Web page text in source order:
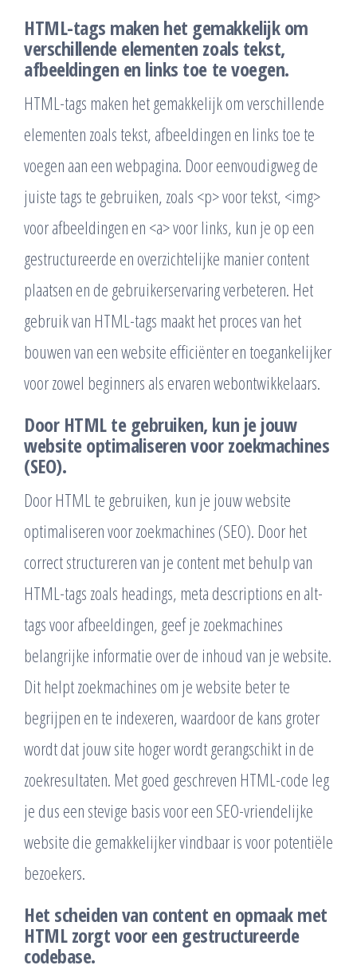
HTML-tags maken het gemakkelijk om
verschillende elementen zoals tekst,
afbeeldingen en links toe te voegen.
HTML-tags maken het gemakkelijk om verschillende
elementen zoals tekst, afbeeldingen en links toe te
voegen aan een webpagina. Door eenvoudigweg de
juiste tags te gebruiken, zoals <p> voor tekst, <img>
voor afbeeldingen en <a> voor links, kun je op een
gestructureerde en overzichtelijke manier content
plaatsen en de gebruikerservaring verbeteren. Het
gebruik van HTML-tags maakt het proces van het
bouwen van een website efficiënter en toegankelijker
voor zowel beginners als ervaren webontwikkelaars.
Door HTML te gebruiken, kun je jouw
website optimaliseren voor zoekmachines
(SEO).
Door HTML te gebruiken, kun je jouw website
optimaliseren voor zoekmachines (SEO). Door het
correct structureren van je content met behulp van
HTML-tags zoals headings, meta descriptions en alt-
tags voor afbeeldingen, geef je zoekmachines
belangrijke informatie over de inhoud van je website.
Dit helpt zoekmachines om je website beter te
begrijpen en te indexeren, waardoor de kans groter
wordt dat jouw site hoger wordt gerangschikt in de
zoekresultaten. Met goed geschreven HTML-code leg
je dus een stevige basis voor een SEO-vriendelijke
website die gemakkelijker vindbaar is voor potentiële
bezoekers.
Het scheiden van content en opmaak met
HTML zorgt voor een gestructureerde
codebase.